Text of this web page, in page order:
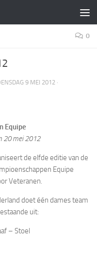
0
9 MEI 2012 ·
Equipe
20 mei 2012
de elfde editie van de
Equipe
Veteranen.
doet één dames team
uit:
– Stoel